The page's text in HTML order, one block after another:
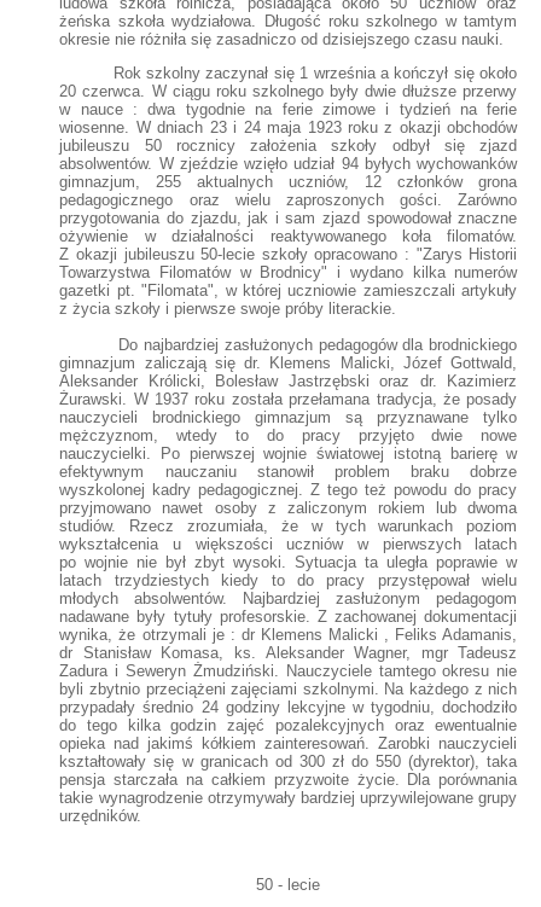
żeńska szkoła wydziałowa. Długość roku szkolnego w tamtym
okresie nie różniła się zasadniczo od dzisiejszego czasu nauki.
Rok szkolny zaczynał się 1 września a kończył się około
20 czerwca. W ciągu roku szkolnego były dwie dłuższe przerwy
w nauce : dwa tygodnie na ferie zimowe i tydzień na ferie
wiosenne. W dniach 23 i 24 maja 1923 roku z okazji obchodów
jubileuszu 50 rocznicy założenia szkoły odbył się zjazd
absolwentów. W zjeździe wzięło udział 94 byłych wychowanków
gimnazjum, 255 aktualnych uczniów, 12 członków grona
pedagogicznego oraz wielu zaproszonych gości. Zarówno
przygotowania do zjazdu, jak i sam zjazd spowodował znaczne
ożywienie w działalności reaktywowanego koła filomatów.
Z okazji jubileuszu 50-lecie szkoły opracowano : "Zarys Historii
Towarzystwa Filomatów w Brodnicy" i wydano kilka numerów
gazetki pt. "Filomata", w której uczniowie zamieszczali artykuły
z życia szkoły i pierwsze swoje próby literackie.
Do najbardziej zasłużonych pedagogów dla brodnickiego
gimnazjum zaliczają się dr. Klemens Malicki, Józef Gottwald,
Aleksander Królicki, Bolesław Jastrzębski oraz dr. Kazimierz
Żurawski. W 1937 roku została przełamana tradycja, że posady
nauczycieli brodnickiego gimnazjum są przyznawane tylko
mężczyznom, wtedy to do pracy przyjęto dwie nowe
nauczycielki. Po pierwszej wojnie światowej istotną barierę w
efektywnym nauczaniu stanowił problem braku dobrze
wyszkolonej kadry pedagogicznej. Z tego też powodu do pracy
przyjmowano nawet osoby z zaliczonym rokiem lub dwoma
studiów. Rzecz zrozumiała, że w tych warunkach poziom
wykształcenia u większości uczniów w pierwszych latach
po wojnie nie był zbyt wysoki. Sytuacja ta uległa poprawie w
latach trzydziestych kiedy to do pracy przystępował wielu
młodych absolwentów. Najbardziej zasłużonym pedagogom
nadawane były tytuły profesorskie. Z zachowanej dokumentacji
wynika, że otrzymali je : dr Klemens Malicki , Feliks Adamanis,
dr Stanisław Komasa, ks. Aleksander Wagner, mgr Tadeusz
Zadura i Seweryn Żmudziński. Nauczyciele tamtego okresu nie
byli zbytnio przeciążeni zajęciami szkolnymi. Na każdego z nich
przypadały średnio 24 godziny lekcyjne w tygodniu, dochodziło
do tego kilka godzin zajęć pozalekcyjnych oraz ewentualnie
opieka nad jakimś kółkiem zainteresowań. Zarobki nauczycieli
kształtowały się w granicach od 300 zł do 550 (dyrektor), taka
pensja starczała na całkiem przyzwoite życie. Dla porównania
takie wynagrodzenie otrzymywały bardziej uprzywilejowane grupy
urzędników.
50 - lecie